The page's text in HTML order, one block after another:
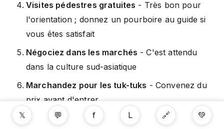
Visites pédestres gratuites - Très bon pour
l'orientation ; donnez un pourboire au guide si
vous êtes satisfait
Négociez dans les marchés - C'est attendu
dans la culture sud-asiatique
Marchandez pour les tuk-tuks - Convenez du
prix avant d'entrer
Visitez les temples tôt
- Évitez la foule et la
𝕏 💬 f L 🔗 💚